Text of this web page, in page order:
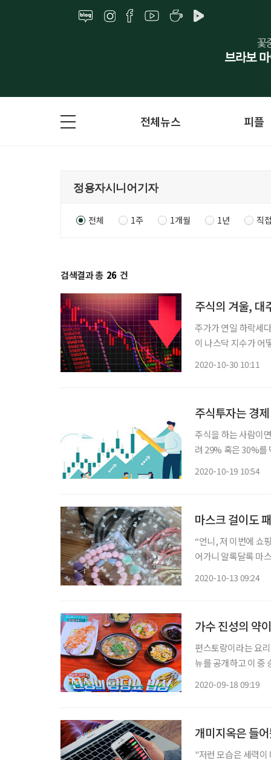
전체뉴스 피플
전체 1주 1개월 1년 직
검색결과 총 26 건
주식의 겨울, 대
주가가 연일 하락세
이 나스닥 지수가 어
2020-10-30 10:11
주식투자는 경
주식을 하는 사람이
려 29% 혹은 30%를
2020-10-19 10:54
마스크 걸이도
“언니, 저 이번에 쇼
어가니 알록달록 마
2020-10-13 09:24
가수 진성의 약
편스토랑이라는 요
뉴를 공개하고 이 중
2020-09-18 09:19
개미지옥은 들
"저런 모습은 세력이